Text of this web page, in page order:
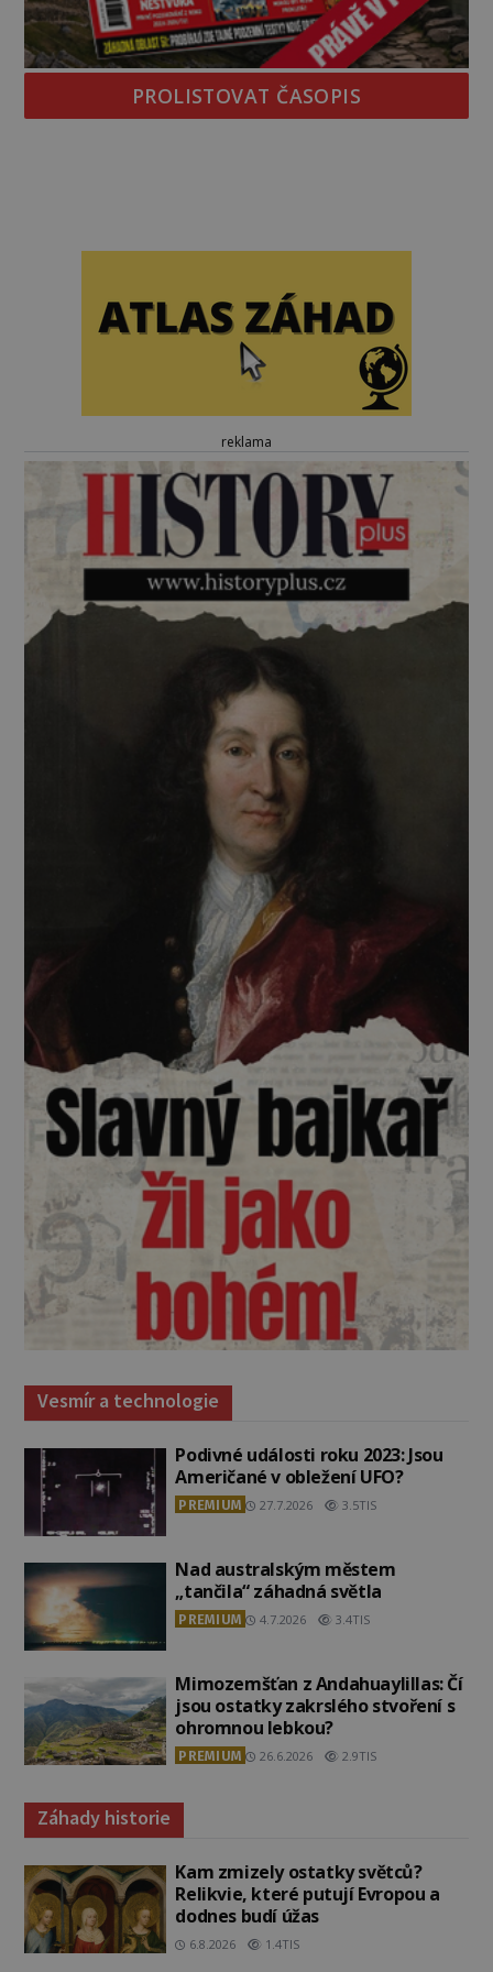
PROLISTOVAT ČASOPIS
reklama
Vesmír a technologie
Podivné události roku 2023: Jsou
Američané v obležení UFO?
PREMIUM 27.7.2026 3.5TIS
Nad australským městem
„tančila“ záhadná světla
PREMIUM 4.7.2026 3.4TIS
Mimozemšťan z Andahuaylillas: Čí
jsou ostatky zakrslého stvoření s
ohromnou lebkou?
PREMIUM 26.6.2026 2.9TIS
Záhady historie
Kam zmizely ostatky světců?
Relikvie, které putují Evropou a
dodnes budí úžas
6.8.2026 1.4TIS